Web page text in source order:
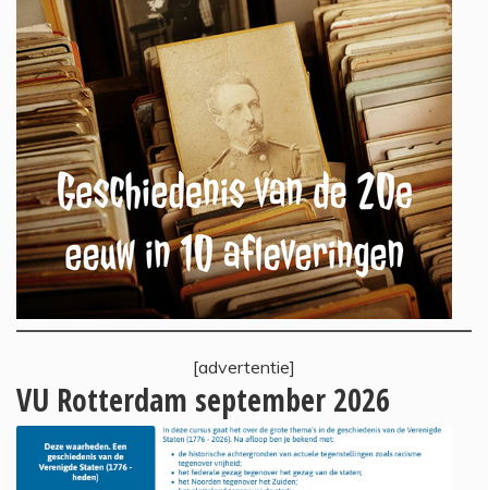
[advertentie]
VU Rotterdam september 2026